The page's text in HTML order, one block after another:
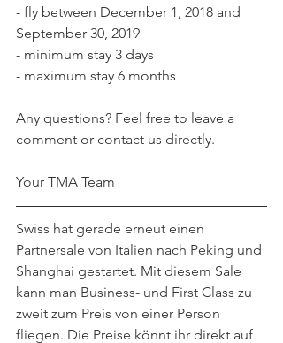
- fly between December 1, 2018 and
September 30, 2019
- minimum stay 3 days
- maximum stay 6 months
Any questions? Feel free to leave a
comment or contact us directly.
Your TMA Team
Swiss hat gerade erneut einen
Partnersale von Italien nach Peking und
Shanghai gestartet. Mit diesem Sale
kann man Business- und First Class zu
zweit zum Preis von einer Person
fliegen. Die Preise könnt ihr direkt auf